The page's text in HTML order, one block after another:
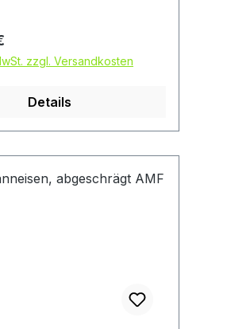
zzgl. Versandkosten
Details